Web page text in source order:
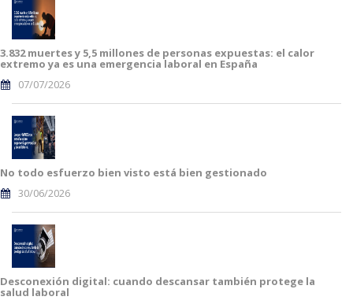
3.832 muertes y 5,5 millones de personas expuestas: el calor
extremo ya es una emergencia laboral en España
07/07/2026
No todo esfuerzo bien visto está bien gestionado
30/06/2026
Desconexión digital: cuando descansar también protege la
salud laboral